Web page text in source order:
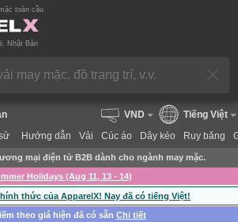
toàn cầu
Nhật Bản
Hướng dẫn Vải Cúc áo Dây kéo Ruy băng
VND Tiếng Việt
mại điện tử B2B dành cho ngành may mặc.
Holidays (Aug 11, 13 - 14)
thức của ApparelX! Nay đã có tiếng Việt!
theo giá hiện đã có sẵn Chi tiết